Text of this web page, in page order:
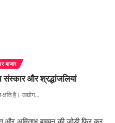
बाजार
संस्कार और श्रद्धांजलियां
है। उद्योग…